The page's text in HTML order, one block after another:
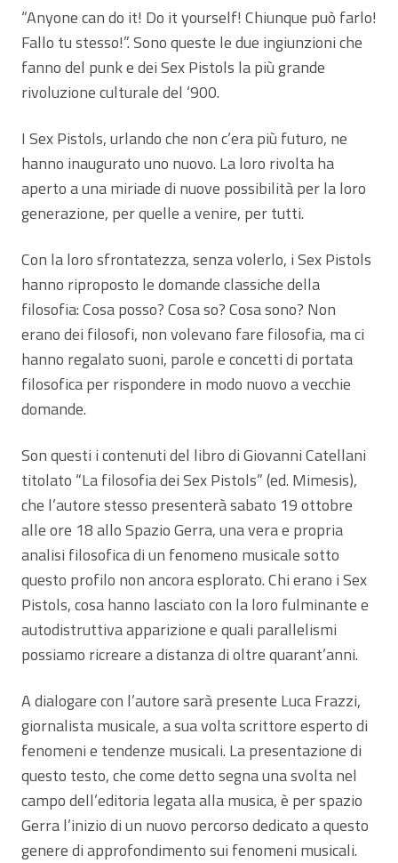
“Anyone can do it! Do it yourself! Chiunque può farlo!
Fallo tu stesso!”. Sono queste le due ingiunzioni che
fanno del punk e dei Sex Pistols la più grande
rivoluzione culturale del ‘900.
I Sex Pistols, urlando che non c’era più futuro, ne
hanno inaugurato uno nuovo. La loro rivolta ha
aperto a una miriade di nuove possibilità per la loro
generazione, per quelle a venire, per tutti.
Con la loro sfrontatezza, senza volerlo, i Sex Pistols
hanno riproposto le domande classiche della
filosofia: Cosa posso? Cosa so? Cosa sono? Non
erano dei filosofi, non volevano fare filosofia, ma ci
hanno regalato suoni, parole e concetti di portata
filosofica per rispondere in modo nuovo a vecchie
domande.
Son questi i contenuti del libro di Giovanni Catellani
titolato “La filosofia dei Sex Pistols” (ed. Mimesis),
che l’autore stesso presenterà sabato 19 ottobre
alle ore 18 allo Spazio Gerra, una vera e propria
analisi filosofica di un fenomeno musicale sotto
questo profilo non ancora esplorato. Chi erano i Sex
Pistols, cosa hanno lasciato con la loro fulminante e
autodistruttiva apparizione e quali parallelismi
possiamo ricreare a distanza di oltre quarant’anni.
A dialogare con l’autore sarà presente Luca Frazzi,
giornalista musicale, a sua volta scrittore esperto di
fenomeni e tendenze musicali. La presentazione di
questo testo, che come detto segna una svolta nel
campo dell’editoria legata alla musica, è per spazio
Gerra l’inizio di un nuovo percorso dedicato a questo
genere di approfondimento sui fenomeni musicali.